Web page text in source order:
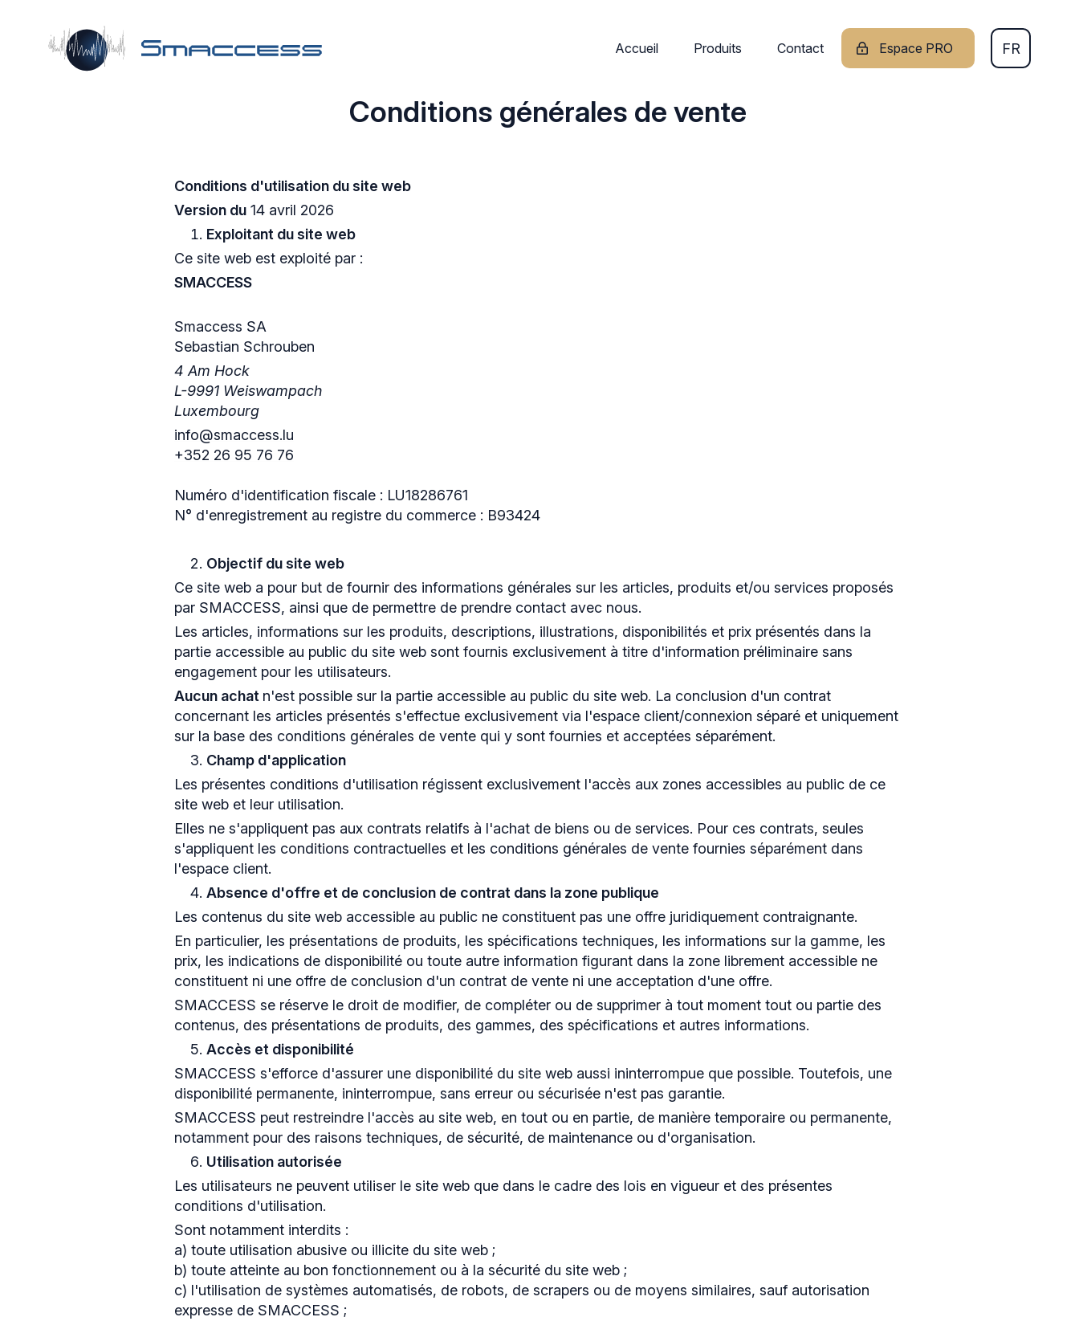
Passer au contenu
Accueil Produits Contact Espace PRO FR
Conditions générales de vente
Conditions d'utilisation du site web
Version du 14 avril 2026
Exploitant du site web
Ce site web est exploité par :
SMACCESS
Smaccess SA
Sebastian Schrouben
4 Am Hock
L-9991 Weiswampach
Luxembourg
info@smaccess.lu
+352 26 95 76 76
Numéro d'identification fiscale : LU18286761
N° d'enregistrement au registre du commerce : B93424
Objectif du site web
Ce site web a pour but de fournir des informations générales sur les articles, produits et/ou services proposés
par SMACCESS, ainsi que de permettre de prendre contact avec nous.
Les articles, informations sur les produits, descriptions, illustrations, disponibilités et prix présentés dans la
partie accessible au public du site web sont fournis exclusivement à titre d'information préliminaire sans
engagement pour les utilisateurs.
Aucun achat n'est possible sur la partie accessible au public du site web. La conclusion d'un contrat
concernant les articles présentés s'effectue exclusivement via l'espace client/connexion séparé et uniquement
sur la base des conditions générales de vente qui y sont fournies et acceptées séparément.
Champ d'application
Les présentes conditions d'utilisation régissent exclusivement l'accès aux zones accessibles au public de ce
site web et leur utilisation.
Elles ne s'appliquent pas aux contrats relatifs à l'achat de biens ou de services. Pour ces contrats, seules
s'appliquent les conditions contractuelles et les conditions générales de vente fournies séparément dans
l'espace client.
Absence d'offre et de conclusion de contrat dans la zone publique
Les contenus du site web accessible au public ne constituent pas une offre juridiquement contraignante.
En particulier, les présentations de produits, les spécifications techniques, les informations sur la gamme, les
prix, les indications de disponibilité ou toute autre information figurant dans la zone librement accessible ne
constituent ni une offre de conclusion d'un contrat de vente ni une acceptation d'une offre.
SMACCESS se réserve le droit de modifier, de compléter ou de supprimer à tout moment tout ou partie des
contenus, des présentations de produits, des gammes, des spécifications et autres informations.
Accès et disponibilité
SMACCESS s'efforce d'assurer une disponibilité du site web aussi ininterrompue que possible. Toutefois, une
disponibilité permanente, ininterrompue, sans erreur ou sécurisée n'est pas garantie.
SMACCESS peut restreindre l'accès au site web, en tout ou en partie, de manière temporaire ou permanente,
notamment pour des raisons techniques, de sécurité, de maintenance ou d'organisation.
Utilisation autorisée
Les utilisateurs ne peuvent utiliser le site web que dans le cadre des lois en vigueur et des présentes
conditions d'utilisation.
Sont notamment interdits :
a) toute utilisation abusive ou illicite du site web ;
b) toute atteinte au bon fonctionnement ou à la sécurité du site web ;
c) l'utilisation de systèmes automatisés, de robots, de scrapers ou de moyens similaires, sauf autorisation
expresse de SMACCESS ;